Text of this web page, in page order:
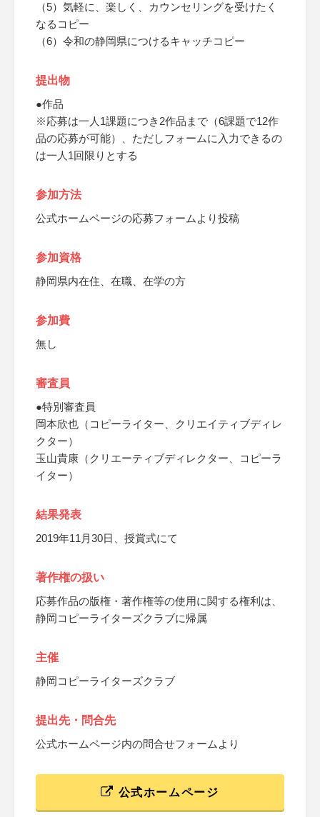
（5）気軽に、楽しく、カウンセリングを受けたく
なるコピー
（6）令和の静岡県につけるキャッチコピー
提出物
●作品
※応募は一人1課題につき2作品まで（6課題で12作
品の応募が可能）、ただしフォームに入力できるの
は一人1回限りとする
参加方法
公式ホームページの応募フォームより投稿
参加資格
静岡県内在住、在職、在学の方
参加費
無し
審査員
●特別審査員
岡本欣也（コピーライター、クリエイティブディレ
クター）
玉山貴康（クリエーティブディレクター、コピーラ
イター）
結果発表
2019年11月30日、授賞式にて
著作権の扱い
応募作品の版権・著作権等の使用に関する権利は、
静岡コピーライターズクラブに帰属
主催
静岡コピーライターズクラブ
提出先・問合先
公式ホームページ内の問合せフォームより
公式ホームページ